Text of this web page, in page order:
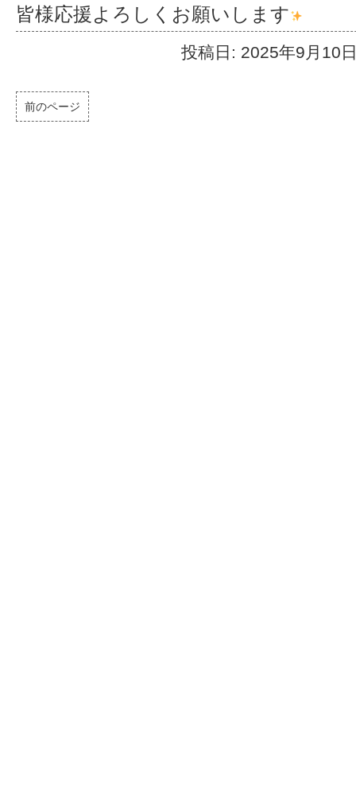
皆様応援よろしくお願いします
投稿日: 2025年9月10
前のページ